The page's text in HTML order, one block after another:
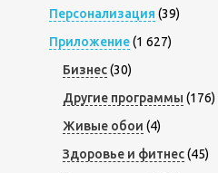
Персонализация (39)
Приложение(1 627)
Бизнес(30)
Другие программы (176)
Живые обои (4)
Здоровье и фитнес(45)